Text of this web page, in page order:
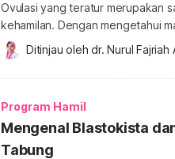
Ovulasi yang teratur merupakan
kehamilan. Dengan mengetahui
terbaik melakukan hubungan
teratur, induksi ovulasi bisa menjadi solusinya. Ovulasi
telur terlepas dari indung telur
Ditinjau oleh dr. Nurul Fajriah
Program Hamil
Mengenal Blastokista
Tabung